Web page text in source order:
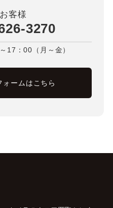
客様
3270
17：00（月～金）
ォームはこちら